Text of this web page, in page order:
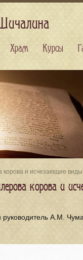
корова и исчезающие
корова и
А.М.
Храм Курсы